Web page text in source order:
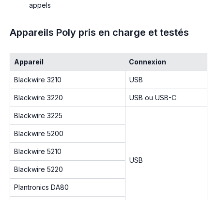
appels
Appareils Poly pris en charge et testés
Appareil Connexion
Blackwire 3210 USB
Blackwire 3220 USB ou USB-C
Blackwire 3225
USB
Blackwire 5200
Blackwire 5210
Blackwire 5220
Plantronics DA80